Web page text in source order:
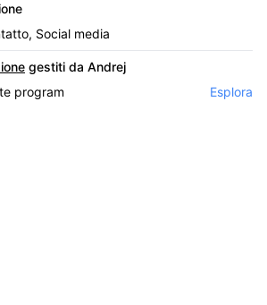
Social media
gestiti da Andrej
program
Esplora